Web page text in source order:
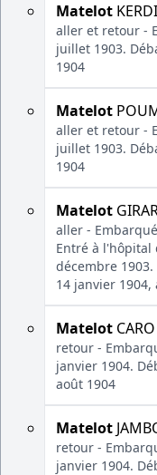
Matelot
aller et retour -
juillet 1903.
1904
Matelot
aller et retour -
juillet 1903.
1904
Matelot
aller -
Entré à l'hôpital
décembre
14 janvier 1904,
Matelot
retour -
janvier 1904.
août 1904
Matelot
retour -
janvier 1904.